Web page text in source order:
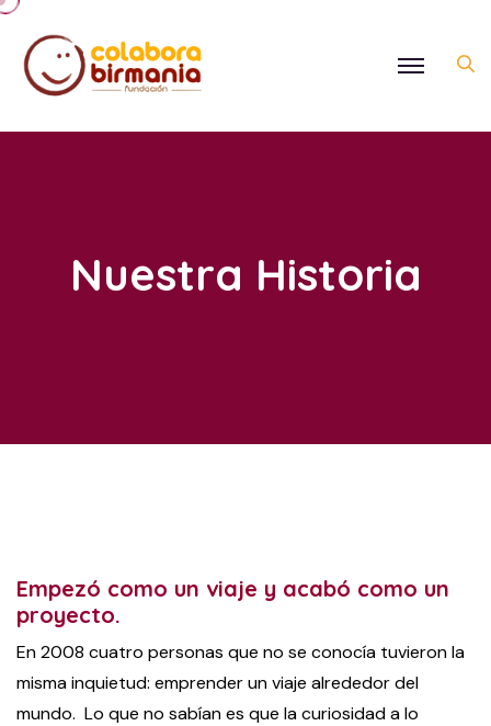
Nuestra Historia
Empezó como un viaje y acabó como un
proyecto.
En 2008 cuatro personas que no se conocía tuvieron la
misma inquietud: emprender un viaje alrededor del
mundo. Lo que no sabían es que la curiosidad a lo